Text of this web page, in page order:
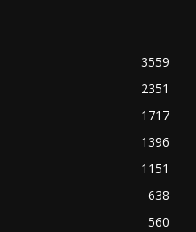
3559
2351
1717
1396
1151
638
560